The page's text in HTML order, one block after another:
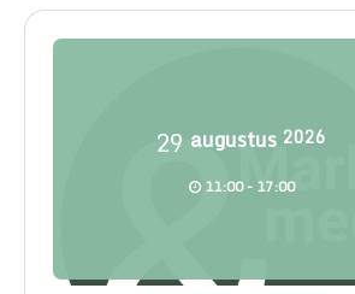
29 augustus 2026
11:00 - 17:00